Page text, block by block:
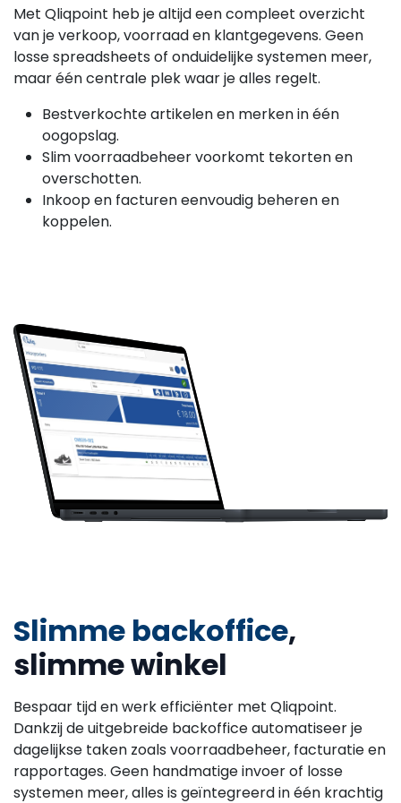
Met Qliqpoint heb je altijd een compleet overzicht
van je verkoop, voorraad en klantgegevens. Geen
losse spreadsheets of onduidelijke systemen meer,
maar één centrale plek waar je alles regelt.
Bestverkochte artikelen en merken in één
oogopslag.
Slim voorraadbeheer voorkomt tekorten en
overschotten.
Inkoop en facturen eenvoudig beheren en
koppelen.
Slimme backoffice,
slimme winkel
Bespaar tijd en werk efficiënter met Qliqpoint.
Dankzij de uitgebreide backoffice automatiseer je
dagelijkse taken zoals voorraadbeheer, facturatie en
rapportages. Geen handmatige invoer of losse
systemen meer, alles is geïntegreerd in één krachtig